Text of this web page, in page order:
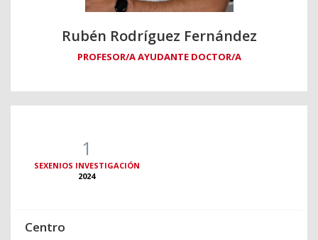
Rubén Rodríguez Fernández
PROFESOR/A AYUDANTE DOCTOR/A
1
SEXENIOS INVESTIGACIÓN
2024
Centro